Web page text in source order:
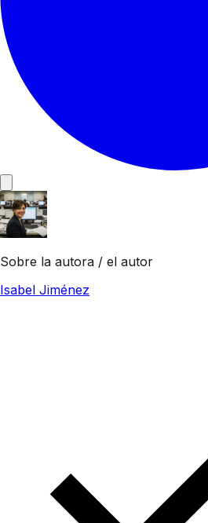
Sobre la autora / el autor
Isabel Jiménez